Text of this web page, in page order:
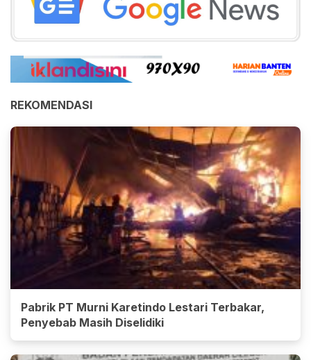
REKOMENDASI
Pabrik PT Murni Karetindo Lestari Terbakar,
Penyebab Masih Diselidiki